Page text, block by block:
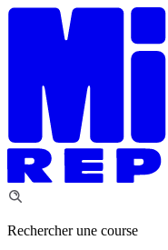
Rechercher une course